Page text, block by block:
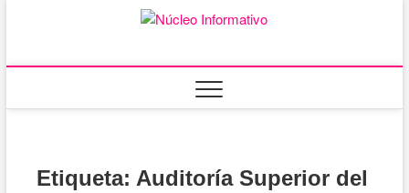
DEL ESTADO DE
Etiqueta: Auditoría Superior del